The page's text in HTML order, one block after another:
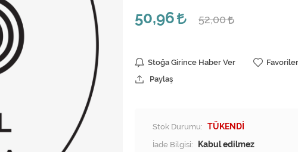
50,96
52,00
Stoğa Girince Haber Ver
Paylaş
Stok Durumu: TÜKENDİ
İade Bilgisi: